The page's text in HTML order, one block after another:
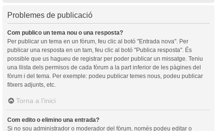
Problemes de publicació
Com publico un tema nou o una resposta?
Per publicar un tema en un fòrum, feu clic al botó "Entrada nova". Per
publicar una resposta en un tam, feu clic al botó "Publica resposta". És
possible que us hagueu de registrar per poder publicar un missatge. Teniu
una llista dels permisos de cada fòrum a la part inferior de les pàgines del
fòrum i del tema. Per exemple: podeu publicar temes nous, podeu publicar
fitxers adjunts, etc.
Torna a l’inici
Com edito o elimino una entrada?
Si no sou administrador o moderador del fòrum, només podeu editar o